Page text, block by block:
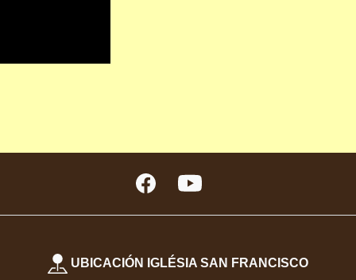
UBICACIÓN IGLÉSIA SAN FRANCISCO